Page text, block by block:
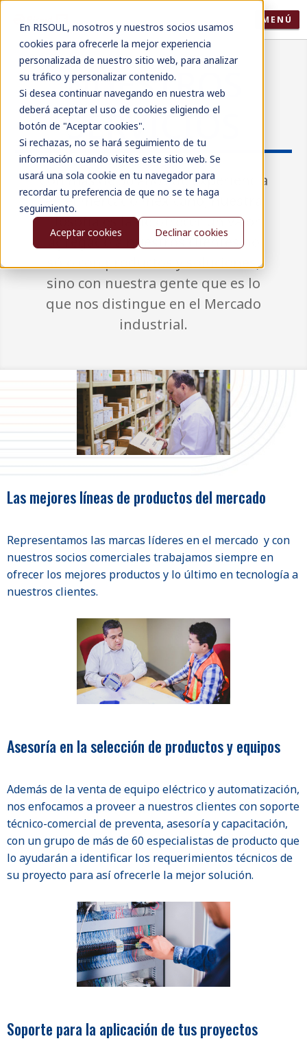
En RISOUL, nosotros y nuestros socios usamos
cookies para ofrecerle la mejor experiencia
personalizada de nuestro sitio web, para analizar
su tráfico y personalizar contenido.
Si desea continuar navegando en nuestra web
deberá aceptar el uso de cookies eligiendo el
botón de "Aceptar cookies".
Si rechazas, no se hará seguimiento de tu
información cuando visites este sitio web. Se
usará una sola cookie en tu navegador para
recordar tu preferencia de que no se te haga
seguimiento.
Aceptar cookies
Declinar cookies
MENÚ
NUESTROS
SERVICIOS
Con más de 50 años de experiencia
en el mercado mexicano, nuestra
filosofía es la de ofrecer un valor
agregado a nuestros clientes no
sólo con productos y soluciones,
sino con nuestra gente que es lo
que nos distingue en el Mercado
industrial.
Las mejores líneas de productos del mercado
Representamos las marcas líderes en el mercado y con
nuestros socios comerciales trabajamos siempre en
ofrecer los mejores productos y lo último en tecnología a
nuestros clientes.
Asesoría en la selección de productos y equipos
Además de la venta de equipo eléctrico y automatización,
nos enfocamos a proveer a nuestros clientes con soporte
técnico-comercial de preventa, asesoría y capacitación,
con un grupo de más de 60 especialistas de producto que
lo ayudarán a identificar los requerimientos técnicos de
su proyecto para así ofrecerle la mejor solución.
Soporte para la aplicación de tus proyectos